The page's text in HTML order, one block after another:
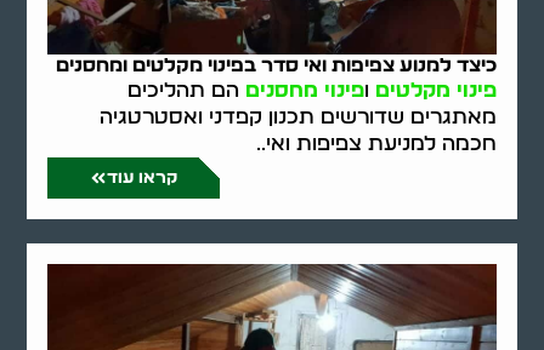
כיצד למנוע צפיפות ואי סדר בפינוי מקלטים ומחסנים
פינוי מקלטים ופינוי מחסנים הם תהליכים
מאתגרים שדורשים תכנון קפדני ואסטרטגיה
חכמה למניעת צפיפות ואי..
קראו עוד